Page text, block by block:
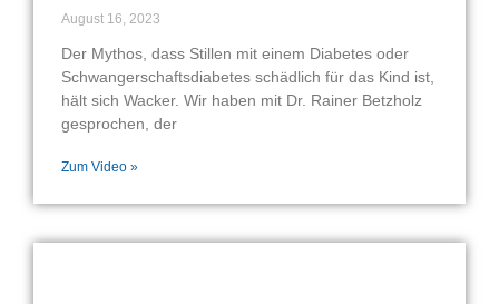
August 16, 2023
Der Mythos, dass Stillen mit einem Diabetes oder
Schwangerschaftsdiabetes schädlich für das Kind ist,
hält sich Wacker. Wir haben mit Dr. Rainer Betzholz
gesprochen, der
Zum Video »